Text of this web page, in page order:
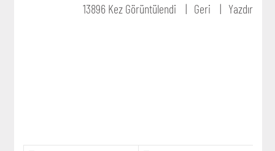
13896 Kez Görüntülendi Geri Yazdır